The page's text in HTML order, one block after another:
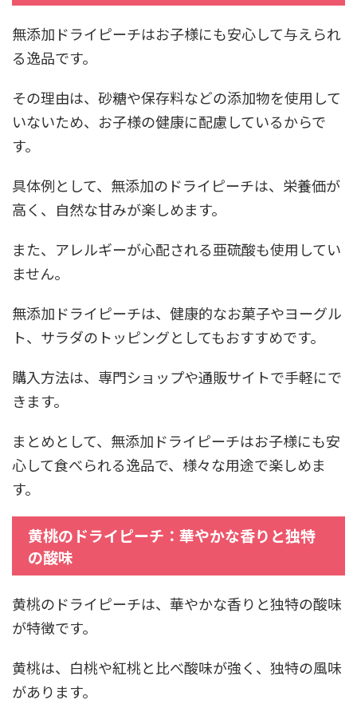
無添加ドライピーチはお子様にも安心して与えられ
る逸品です。
その理由は、砂糖や保存料などの添加物を使用して
いないため、お子様の健康に配慮しているからで
す。
具体例として、無添加のドライピーチは、栄養価が
高く、自然な甘みが楽しめます。
また、アレルギーが心配される亜硫酸も使用してい
ません。
無添加ドライピーチは、健康的なお菓子やヨーグル
ト、サラダのトッピングとしてもおすすめです。
購入方法は、専門ショップや通販サイトで手軽にで
きます。
まとめとして、無添加ドライピーチはお子様にも安
心して食べられる逸品で、様々な用途で楽しめま
す。
黄桃のドライピーチ：華やかな香りと独特
の酸味
黄桃のドライピーチは、華やかな香りと独特の酸味
が特徴です。
黄桃は、白桃や紅桃と比べ酸味が強く、独特の風味
があります。